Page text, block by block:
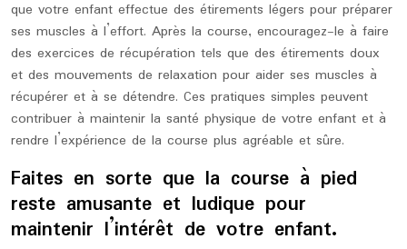
que votre enfant effectue des étirements légers pour préparer
ses muscles à l’effort. Après la course, encouragez-le à faire
des exercices de récupération tels que des étirements doux
et des mouvements de relaxation pour aider ses muscles à
récupérer et à se détendre. Ces pratiques simples peuvent
contribuer à maintenir la santé physique de votre enfant et à
rendre l’expérience de la course plus agréable et sûre.
Faites en sorte que la course à pied
reste amusante et ludique pour
maintenir l’intérêt de votre enfant.